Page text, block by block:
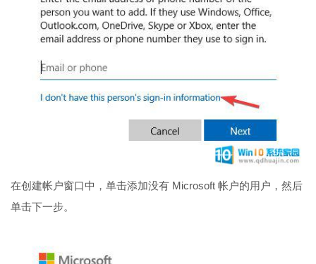
在创建帐户窗口中，单击添加没有 Microsoft 帐户的用户，然后
单击下一步。